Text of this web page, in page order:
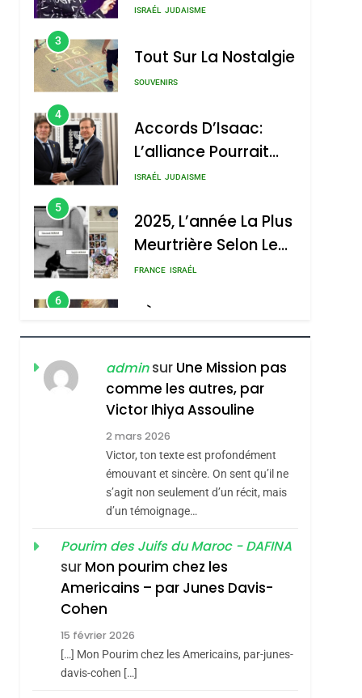
Nouvelle Chanson De
ISRAÉL JUDAISME
3
Tout Sur La Nostalgie
SOUVENIRS
4
Accords D’Isaac:
L’alliance Pourrait
S’étendre À 13 Pays
ISRAÉL JUDAISME
5
2025, L’année La Plus
Meurtrière Selon Le
Rapport D’ADL
FRANCE ISRAÉL
6
FIÈRE, DIGNE ET
RÉSILIENTE :
POURQUOI JE
REVENDIQUE MA
JUDAÏTE Par Thérèse
Zrihen-Dvir
ISRAÉL JUDAISME
CE QUI NOUS
MANQUE – Jacques
Hadida
JUDAISME
Maroc : Les Amandes
De Tafraout, Le Miel
De Tadla Azilal
Consacrés Produits
Du Terroir
DAFINA MAROC
Oeil Ravageur –
2
adminsur Une Mission pas
comme les autres, par
Victor Ihiya Assouline
2 mars 2026
Victor, ton texte est profondément
émouvant et sincère. On sent qu’il ne
s’agit non seulement d’un récit, mais
d’un témoignage…
Pourim des Juifs du Maroc - DAFINA
sur Mon pourim chez les
Americains – par Junes Davis-
Cohen
15 février 2026
[…] Mon Pourim chez les Americains, par-junes-
davis-cohen […]